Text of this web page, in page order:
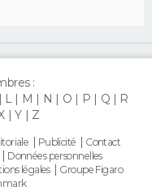
:
L M N O P Q
R
Y Z
Publicité
Contact
Données personnelles
légales
Groupe Figaro